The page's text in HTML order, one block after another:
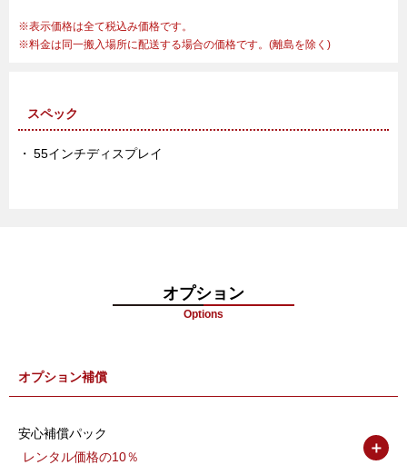
表示価格は全て税込み価格です。
料金は同一搬入場所に配送する場合の価格です。(離島を除く)
スペック
55インチディスプレイ
オプション
Options
オプション補償
安心補償パック
レンタル価格の10％
＋